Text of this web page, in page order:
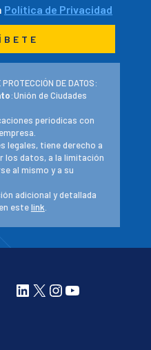
Política de Privacidad
DE DATOS:
:Unión de Ciudades
periodicas con
legales, tiene derecho a
los datos, a la limitación
al mismo y a su
adicional y detallada
estelink
LinkedIn
X Instagram
YouTube